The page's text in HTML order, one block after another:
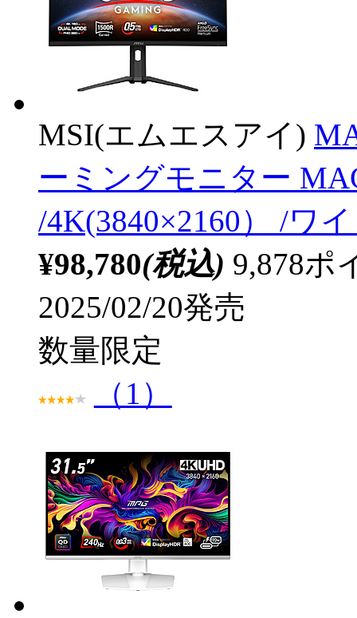
MSI(エムエスアイ)
ーミングモニター
/4K(3840×2160） /ワ
¥98,780(税込) 9,878ポ
2025/02/20発売
数量限定
（1）